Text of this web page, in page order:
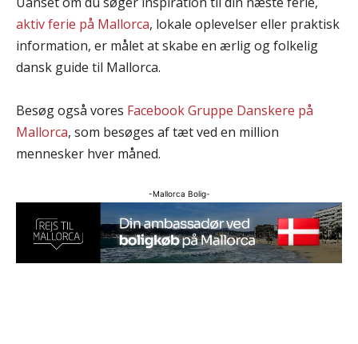
aktiv ferie på Mallorca, lokale oplevelser eller praktisk
information, er målet at skabe en ærlig og folkelig
dansk guide til Mallorca.
Besøg også vores Facebook Gruppe Danskere på
Mallorca, som besøges af tæt ved en million
mennesker hver måned.
-Mallorca Bolig-